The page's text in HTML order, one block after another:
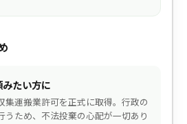
たい方に
集運搬業許可を正式に取得。行政の
うため、不法投棄の心配が一切あり